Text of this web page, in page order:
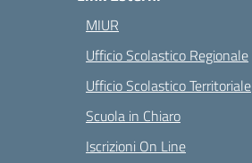
MIUR
Ufficio Scolastico Regionale
Ufficio Scolastico Territoriale
Scuola in Chiaro
Iscrizioni On Line